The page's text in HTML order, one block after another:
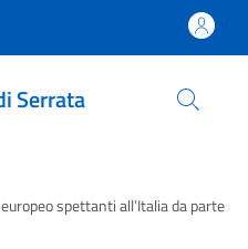
Serrata
spettanti all’Italia da parte